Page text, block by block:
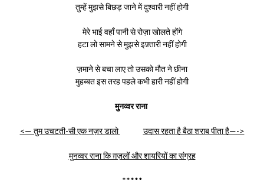
तुम्हें मुझसे बिछड़ जाने में दुश्वारी नहीं होगी
मेरे भाई वहाँ पानी से रोज़ा खोलते होंगे
हटा लो सामने से मुझसे इफ़्तारी नहीं होगी
ज़माने से बचा लाए तो उसको मौत ने छीना
मुहब्बत इस तरह पहले कभी हारी नहीं होगी
मुनव्वर राना
<— तुम उचटती-सी एक नज़र डालो उदास रहता है बैठा शराब पीता है—->
मुनव्वर राना कि ग़ज़लों और शायरियों का संग्रह